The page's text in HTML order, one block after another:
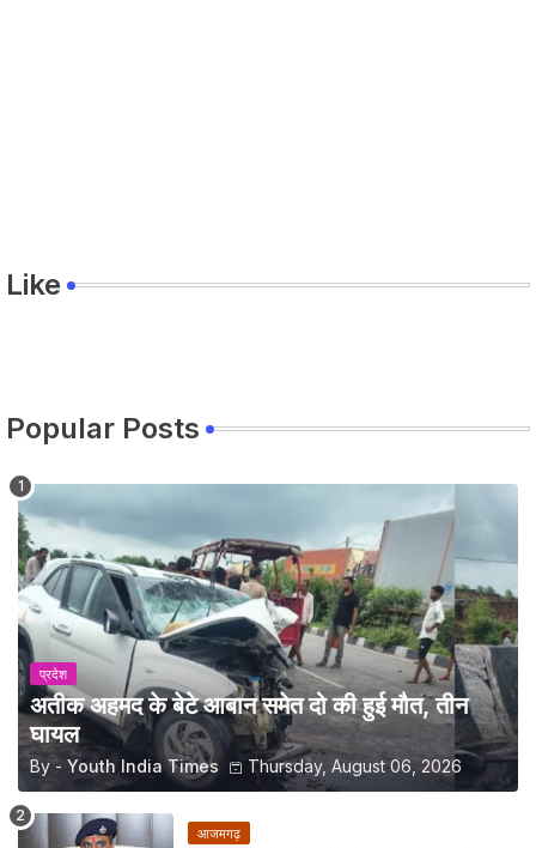
Like
Popular Posts
प्रदेश
अतीक अहमद के बेटे आबान समेत दो की हुई मौत, तीन
घायल
By - Youth India Times Thursday, August 06, 2026
आजमगढ़